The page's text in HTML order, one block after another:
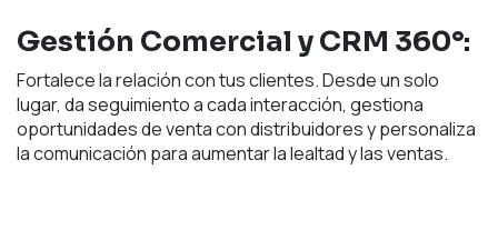
Gestión Comercial y CRM 360°:
Fortalece la relación con tus clientes. Desde un solo
lugar, da seguimiento a cada interacción, gestiona
oportunidades de venta con distribuidores y personaliza
la comunicación para aumentar la lealtad y las ventas.